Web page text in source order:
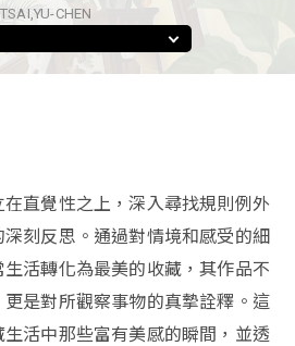
TSAI,YU-CHEN
直覺性之上，深入尋找規則例外
刻反思。通過對情境和感受的細
活轉化為最美的收藏，其作品不
是對所觀察事物的真摯詮釋。這
活中那些富有美感的瞬間，並透